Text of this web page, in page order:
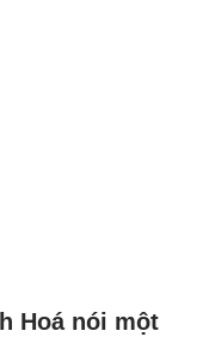
Hoá nói một